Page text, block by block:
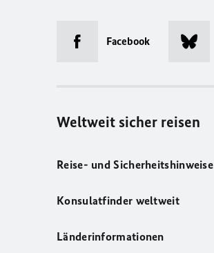
Facebook
Weltweit sicher reisen
Reise- und Sicherheitshinweise
Konsulatfinder weltweit
Länderinformationen